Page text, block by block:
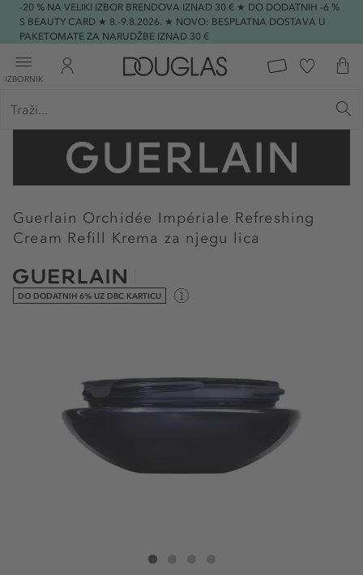
-20 % NA VELIKI IZBOR BRENDOVA IZNAD 30 € ★ DO DODATNIH -6 %
S BEAUTY CARD ★ 8.-9.8.2026. ★ NOVO: BESPLATNA DOSTAVA U
PAKETOMATE ZA NARUDŽBE IZNAD 30 €
IZBORNIK
Guerlain Orchidée Impériale Refreshing
Cream Refill Krema za njegu lica
DO DODATNIH 6% UZ DBC KARTICU
Guerlain Orchidée Impériale Refreshing Cream Refill